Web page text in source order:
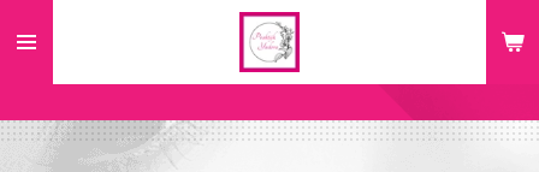
de
hoofdinhoud